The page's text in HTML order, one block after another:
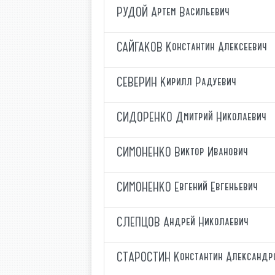
РУДОЙ Артем Васильевич
САЙГАКОВ Константин Алексеевич
СЕВЕРИН Кирилл Радуевич
СИДОРЕНКО Дмитрий Николаевич
СИМОНЕНКО Виктор Иванович
СИМОНЕНКО Евгений Евгеньевич
СЛЕПЦОВ Андрей Николаевич
СТАРОСТИН Константин